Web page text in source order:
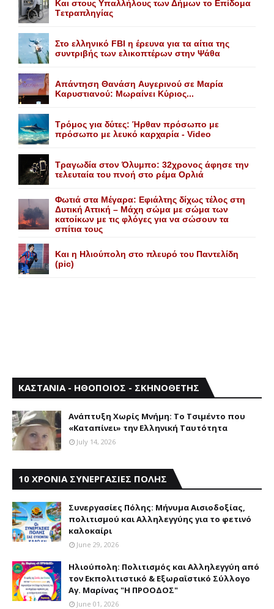
Kαι στους Yπαλλήλους των Δήμων το Eπίδομα
Tετραπληγίας
Στο ελληνικό FBI η έρευνα για τα αίτια της
συντριβής των ελικοπτέρων στην Ψάθα
Aπάντηση Θανάση Aυγερινού σε Mαρία
Kαρυστιανού: Mωραίνει Kύριος...
Τρόμος για δύτες: Ήρθαν πρόσωπο με
πρόσωπο με λευκό καρχαρία - Video
Τραγωδία στον Όλυμπο: 32χρονος άφησε την
τελευταία του πνοή στο ρέμα Ορλιά
Φωτιά στα Μέγαρα: Εφιάλτης δίχως τέλος στη
Δυτική Αττική – Μάχη σώμα με σώμα των
κατοίκων με τις φλόγες για να σώσουν τα
σπίτια τους
Και η Ηλιούπολη στο πλευρό του Παντελίδη
(pic)
ΚΑΣΤΑΝΙΑ - ΗΘΟΠΟΙΟΣ - ΣΚΗΝΟΘΕΤΗΣ
Aνάπτυξη Xωρίς Mνήμη: Το Τσιμέντο που
«Καταπίνει» την Ελληνική Ταυτότητα
July 14, 2026
10 ΧΡΟΝΙΑ ΣΥΝΕΡΓΑΣΙΕΣ ΠΟΛΗΣ
Συνεργασίες Πόλης: Mήνυμα Aισιοδοξίας,
πολιτισμού και Aλληλεγγύης για το φετινό
καλοκαίρι
June 29, 2026
Ηλιούπολη: Πολιτισμός και Aλληλεγγύη από
τον Εκπολιτιστικό & Εξωραϊστικό Σύλλογο
Αγ. Μαρίνας "Η ΠΡΟΟΔΟΣ"
June 01, 2026